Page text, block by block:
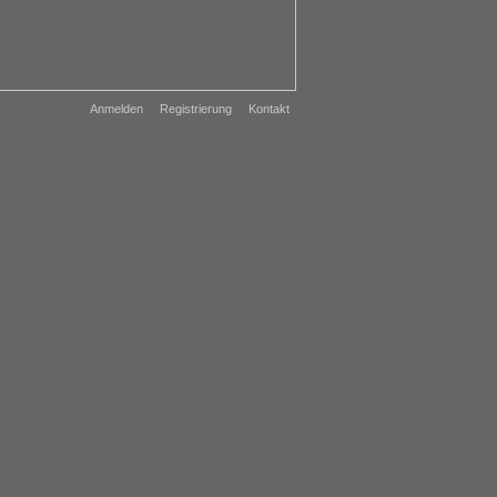
Anmelden Registrierung Kontakt